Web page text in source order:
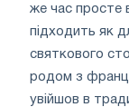
же час просте
підходить як
святкового
родом з
увійшов в